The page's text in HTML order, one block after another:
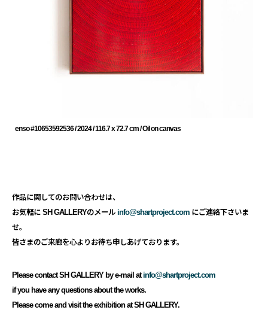
enso #10653592536 / 2024 / 116.7 x 72.7 cm / Oil on canvas
作品に関してのお問い合わせは、
お気軽に SH GALLERYのメール info@shartproject.com にご連絡下さいま
せ。
皆さまのご来廊を心よりお待ち申しあげております。
Please contact SH GALLERY by e-mail atinfo@shartproject.com
if you have any questions about the works.
Please come and visit the exhibition at SH GALLERY.